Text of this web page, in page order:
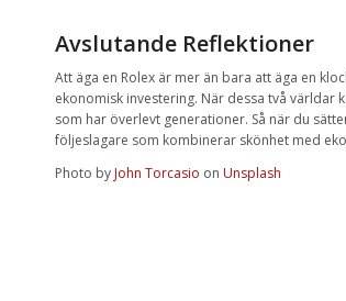
Avslutande Reflektioner
Att äga en Rolex är mer än bara att äga en
ekonomisk investering. När dessa två världar
som har överlevt generationer. Så när du
följeslagare som kombinerar skönhet med
Photo by John Torcasio on Unsplash